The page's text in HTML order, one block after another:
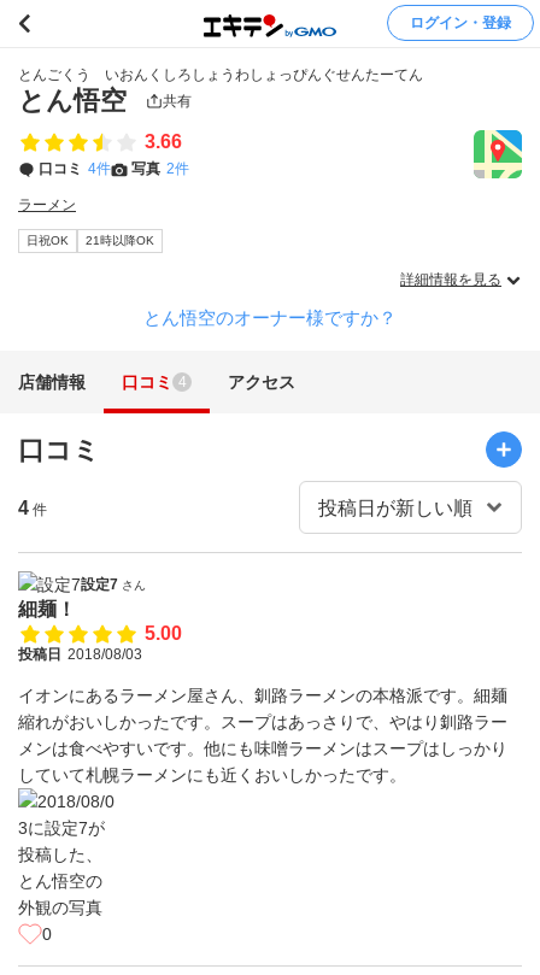
ログイン・登録
とんごくう いおんくしろしょうわしょっぴんぐせんたーてん
とん悟空 共有
3.66
口コミ 4件 写真 2件
ラーメン
日祝OK 21時以降OK
詳細情報を見る
とん悟空のオーナー様ですか？
店舗情報 口コミ 4 アクセス
口コミ
4 件
設定7 さん
細麺！
5.00
投稿日 2018/08/03
イオンにあるラーメン屋さん、釧路ラーメンの本格派です。細麺
縮れがおいしかったです。スープはあっさりで、やはり釧路ラー
メンは食べやすいです。他にも味噌ラーメンはスープはしっかり
していて札幌ラーメンにも近くおいしかったです。
0